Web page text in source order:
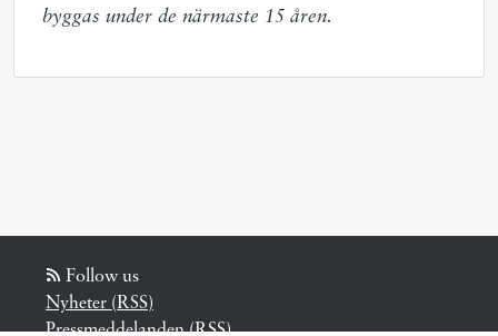
byggas under de närmaste 15 åren.
Follow us
Nyheter (RSS)
Pressmeddelanden (RSS)